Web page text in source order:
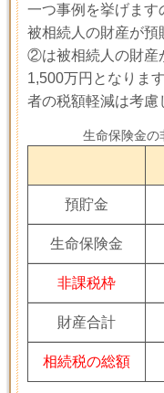
一つ事例を挙げま
被相続人の財産が預
②は被相続人の財産
1,500万円となりま
者の税額軽減は考慮
生命保険金の
預貯金
生命保険金
非課税枠
財産合計
相続税の総額